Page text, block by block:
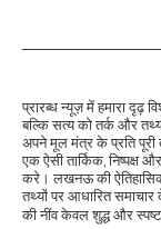
प्रारब्ध न्यूज़ में हमारा दृढ़
बल्कि सत्य को तर्क और
अपने मूल मंत्र के प्रति पूरी
एक ऐसी तार्किक, निष्पक्ष
करे। लखनऊ की ऐतिहासिक
तथ्यों पर आधारित
की नींव केवल शुद्ध और स्पष्ट